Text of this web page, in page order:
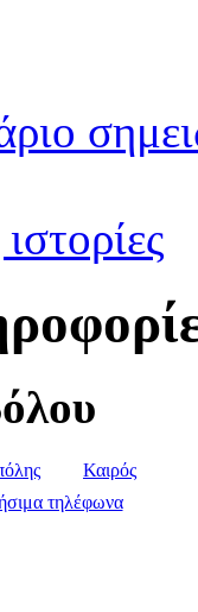
Καιρός
τηλέφωνα